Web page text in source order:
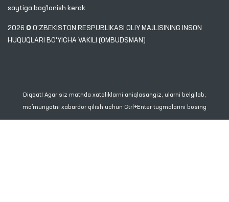
saytiga bog'lanish kerak
2026 © O'ZBEKISTON RESPUBLIKASI OLIY MAJLISINING INSON
HUQUQLARI BO'YICHA VAKILI (OMBUDSMAN)
Diqqat! Agar siz matnda xatoliklarni aniqlasangiz, ularni belgilab,
ma’muriyatni xabardor qilish uchun Ctrl+Enter tugmalarini bosing